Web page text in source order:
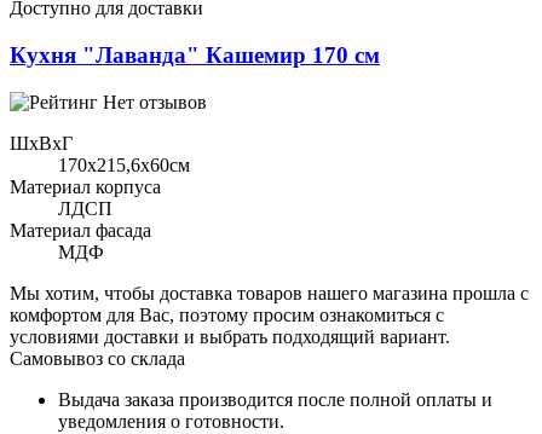
Доступно для доставки
Кухня "Лаванда" Кашемир 170 см
Нет отзывов
ШхВхГ
170x215,6х60см
Материал корпуса
ЛДСП
Материал фасада
МДФ
Мы хотим, чтобы доставка товаров нашего магазина прошла с
комфортом для Вас, поэтому просим ознакомиться с
условиями доставки и выбрать подходящий вариант.
Самовывоз со склада
Выдача заказа производится после полной оплаты и
уведомления о готовности.